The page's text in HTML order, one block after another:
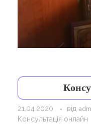
21.04.2020 від
Консультація онлайн